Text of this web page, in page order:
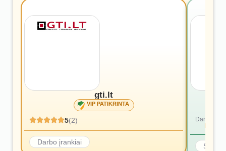
gti.lt
VIP PATIKRINTA
5(2)
Darbo įrankiai
Dar nėra